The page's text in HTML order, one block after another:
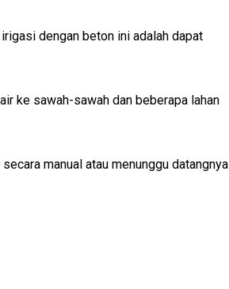
dengan beton ini adalah dapat
ke sawah-sawah dan beberapa lahan
manual atau menunggu datangnya